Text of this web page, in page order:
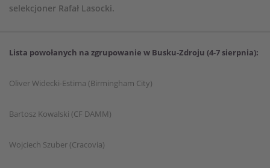
selekcjoner Rafał Lasocki.
Lista powołanych na zgrupowanie w Busku-Zdroju (4-7 sierpnia):
Oliver Widecki-Estima (Birmingham City)
Bartosz Kowalski (CF DAMM)
Wojciech Szuber (Cracovia)